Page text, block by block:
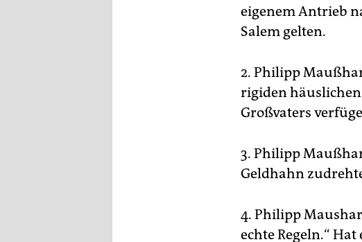
eigenem Antrieb
Salem gelten.
2. Philipp
rigiden häuslichen
Großvaters
3. Philipp
Geldhahn
4. Philipp
echte Regeln.“